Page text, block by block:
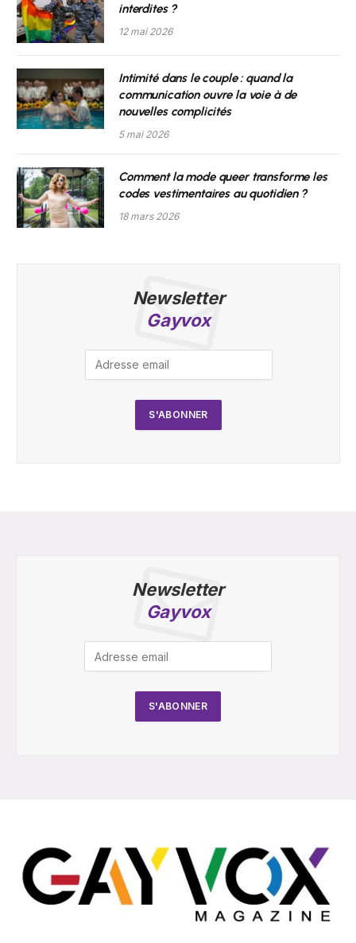
interdites ?
12 mai 2026
Intimité dans le couple : quand la
communication ouvre la voie à de
nouvelles complicités
5 mai 2026
Comment la mode queer transforme les
codes vestimentaires au quotidien ?
18 mars 2026
Newsletter
Gayvox
Newsletter
Gayvox